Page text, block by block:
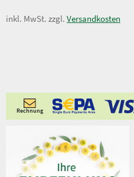
1,00 €
inkl. MwSt. zzgl. Versandkosten
Rechnung